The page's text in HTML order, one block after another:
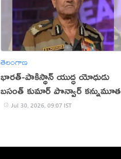
తెలంగాణ
భార‌త్‌-పాకిస్థాన్ యుద్ధ యోధుడు
బ‌సంత్ కుమార్ పొన్వార్‌ క‌న్నుమూత‌
Jul 30, 2026, 09:07 IST